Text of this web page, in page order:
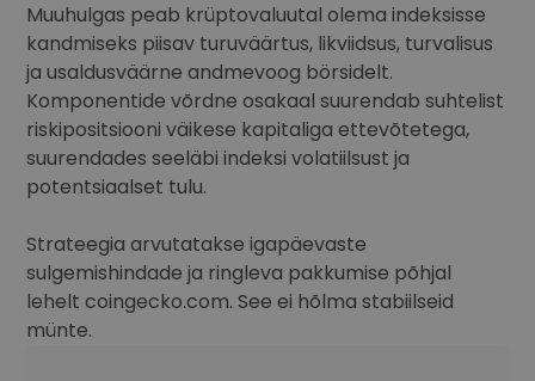
Muuhulgas peab krüptovaluutal olema indeksisse
kandmiseks piisav turuväärtus, likviidsus, turvalisus
ja usaldusväärne andmevoog börsidelt.
Komponentide võrdne osakaal suurendab suhtelist
riskipositsiooni väikese kapitaliga ettevõtetega,
suurendades seeläbi indeksi volatiilsust ja
potentsiaalset tulu.
Strateegia arvutatakse igapäevaste
sulgemishindade ja ringleva pakkumise põhjal
lehelt coingecko.com. See ei hõlma stabiilseid
münte.